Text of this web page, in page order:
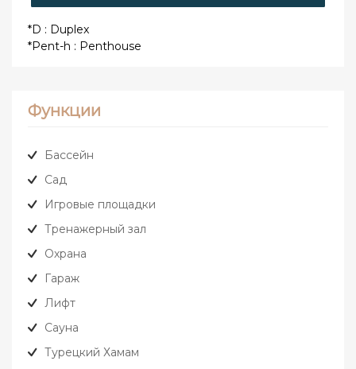
*D : Duplex
*Pent-h : Penthouse
Функции
Бассейн
Сад
Игровые площадки
Тренажерный зал
Охрана
Гараж
Лифт
Сауна
Турецкий Хамам